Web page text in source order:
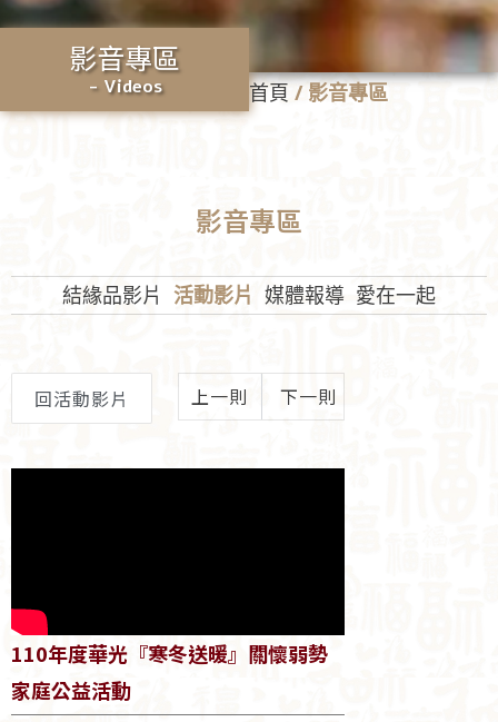
影音專區
- Videos 首頁 / 影音專區
影音專區
結緣品影片 活動影片 媒體報導 愛在一起
回活動影片 上一則 下一則
110年度華光『寒冬送暖』關懷弱勢
家庭公益活動